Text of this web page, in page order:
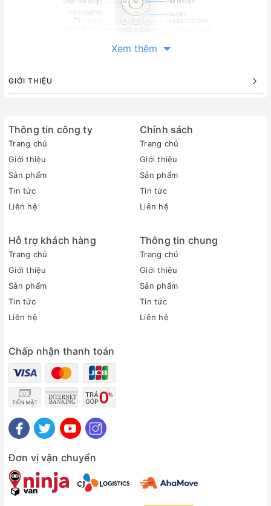
Thông tin sản phẩm
Inverter:
Có Inverter
Công suất làm lạnh:
1 HP - 9.500 BTU
Phạm vi làm lạnh hiệu quả:
Độ ồn trung bình (được đo trong phòng thí nghiệm):
Dòng sản phẩm:
2023
Sản xuất tại:
Thái Lan
Thời gian bảo hành cục lạnh, cục nóng:
3 năm
Chất liệu dàn tản nhiệt:
Ống dẫn gas bằng Đồng - Lá tản nhiệt bằng Nhôm mạ
Vàng
Loại Gas:
R-32
Mức tiêu thụ điện năng
Tiêu thụ điện:
0.75 kWh
5 sao (Hiệu suất năng lượng 4.48)
Công nghệ tiết kiệm điện:
Xem thêm
GIỚI THIỆU
Thông tin công ty
Trang chủ
Giới thiệu
Sản phẩm
Tin tức
Liên hệ
Chính sách
Trang chủ
Giới thiệu
Sản phẩm
Tin tức
Liên hệ
Hỗ trợ khách hàng
Trang chủ
Giới thiệu
Sản phẩm
Tin tức
Liên hệ
Thông tin chung
Trang chủ
Giới thiệu
Sản phẩm
Tin tức
Liên hệ
Chấp nhận thanh toán
Đơn vị vận chuyển